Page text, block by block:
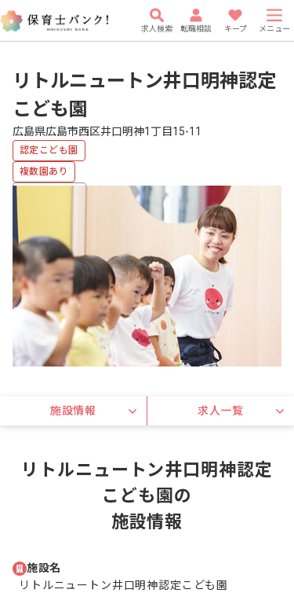
求人検索 転職相談 キープ メニュー
リトルニュートン井口明神認定
こども園
広島県広島市西区井口明神1丁目15-11
認定こども園
複数園あり
有給
駅近5分以内
研修充実
施設情報 求人一覧
リトルニュートン井口明神認定
こども園の
施設情報
施設名
リトルニュートン井口明神認定こども園